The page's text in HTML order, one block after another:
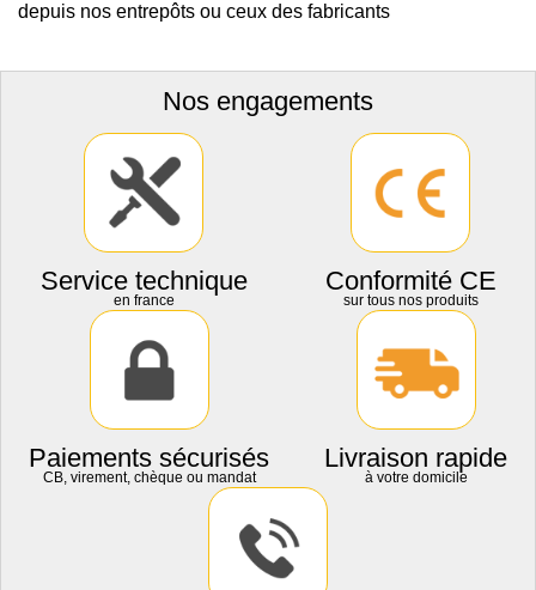
depuis nos entrepôts ou ceux des fabricants
Nos engagements
Service technique
en france
Conformité CE
sur tous nos produits
Paiements sécurisés
CB, virement, chèque ou mandat
Livraison rapide
à votre domicile